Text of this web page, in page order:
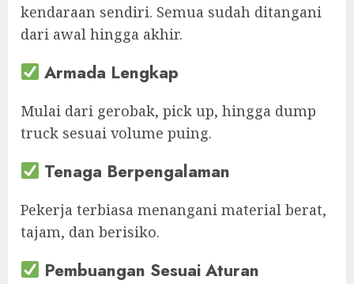
kendaraan sendiri. Semua sudah ditangani
dari awal hingga akhir.
Armada Lengkap
Mulai dari gerobak, pick up, hingga dump
truck sesuai volume puing.
Tenaga Berpengalaman
Pekerja terbiasa menangani material berat,
tajam, dan berisiko.
Pembuangan Sesuai Aturan